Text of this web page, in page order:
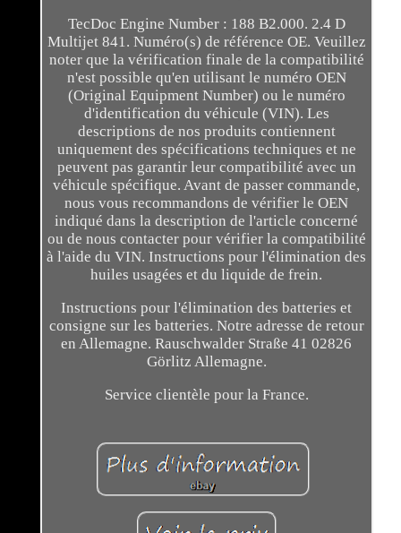
TecDoc Engine Number : 188 B2.000. 2.4 D
Multijet 841. Numéro(s) de référence OE. Veuillez
noter que la vérification finale de la compatibilité
n'est possible qu'en utilisant le numéro OEN
(Original Equipment Number) ou le numéro
d'identification du véhicule (VIN). Les
descriptions de nos produits contiennent
uniquement des spécifications techniques et ne
peuvent pas garantir leur compatibilité avec un
véhicule spécifique. Avant de passer commande,
nous vous recommandons de vérifier le OEN
indiqué dans la description de l'article concerné
ou de nous contacter pour vérifier la compatibilité
à l'aide du VIN. Instructions pour l'élimination des
huiles usagées et du liquide de frein.
Instructions pour l'élimination des batteries et
consigne sur les batteries. Notre adresse de retour
en Allemagne. Rauschwalder Straße 41 02826
Görlitz Allemagne.
Service clientèle pour la France.